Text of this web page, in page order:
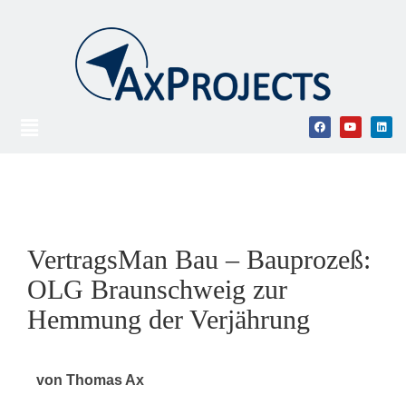
VertragsMan Bau – Bauprozeß:
OLG Braunschweig zur
Hemmung der Verjährung
von Thomas Ax